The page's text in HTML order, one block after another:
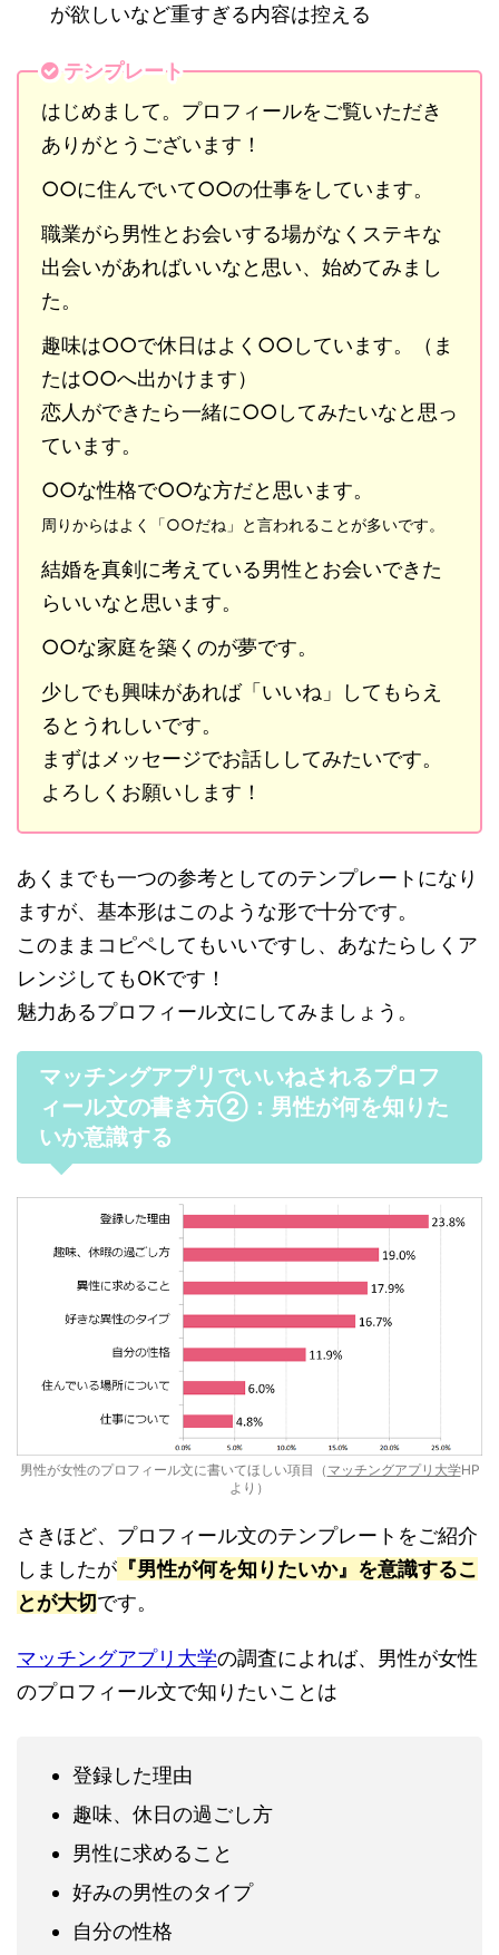
が欲しいなど重すぎる内容は控える
テンプレート
はじめまして。プロフィールをご覧いただき
ありがとうございます！
○○に住んでいて○○の仕事をしています。
職業がら男性とお会いする場がなくステキな
出会いがあればいいなと思い、始めてみまし
た。
趣味は○○で休日はよく○○しています。（ま
たは○○へ出かけます）
恋人ができたら一緒に○○してみたいなと思っ
ています。
○○な性格で○○な方だと思います。
周りからはよく「○○だね」と言われることが多いです。
結婚を真剣に考えている男性とお会いできた
らいいなと思います。
○○な家庭を築くのが夢です。
少しでも興味があれば「いいね」してもらえ
るとうれしいです。
まずはメッセージでお話ししてみたいです。
よろしくお願いします！
あくまでも一つの参考としてのテンプレートになり
ますが、基本形はこのような形で十分です。
このままコピペしてもいいですし、あなたらしくア
レンジしてもOKです！
魅力あるプロフィール文にしてみましょう。
マッチングアプリでいいねされるプロフ
ィール文の書き方②：男性が何を知りた
いか意識する
男性が女性のプロフィール文に書いてほしい項目（ マッチングアプリ大学HP
より）
さきほど、プロフィール文のテンプレートをご紹介
しましたが 『男性が何を知りたいか』を意識するこ
とが大切です。
マッチングアプリ大学の調査によれば、男性が女性
のプロフィール文で知りたいことは
登録した理由
趣味、休日の過ごし方
男性に求めること
好みの男性のタイプ
自分の性格